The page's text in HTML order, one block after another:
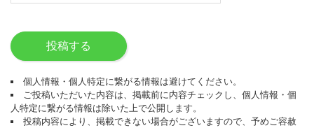
投稿する
個人情報・個人特定に繋がる情報は避けてください。
ご投稿いただいた内容は、掲載前に内容チェックし、個人情報・個
人特定に繋がる情報は除いた上で公開します。
投稿内容により、掲載できない場合がございますので、予めご容赦